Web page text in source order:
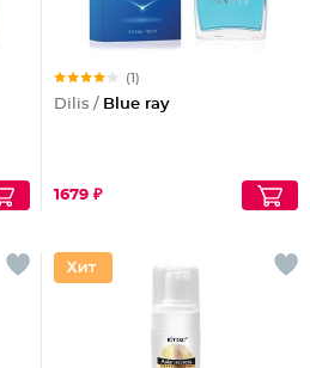
(1)
Dilis / Blue ray
1679 ₽